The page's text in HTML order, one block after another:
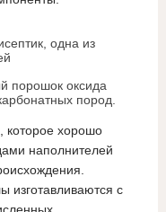
одна из
порошок оксида
пород.
которое хорошо
наполнителей
изготавливаются с